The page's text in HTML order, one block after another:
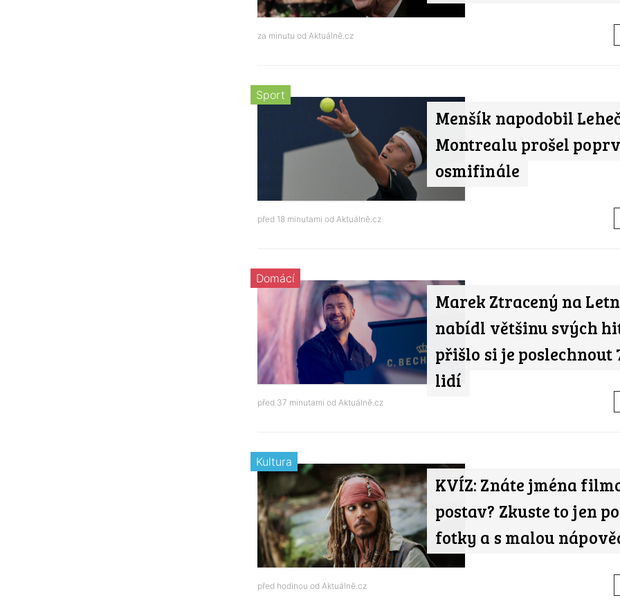
za minutu od Aktuálně.cz
Menšík napodobil
Montrealu prošel
osmifinále
Sport
před 18 minutami od Aktuálně.cz
Marek Ztracený na
nabídl většinu svých
přišlo si je poslechnout
lidí
Domácí
před 37 minutami od Aktuálně.cz
KVÍZ: Znáte jména
postav? Zkuste to jen
fotky a s malou
Kultura
před hodinou od Aktuálně.cz